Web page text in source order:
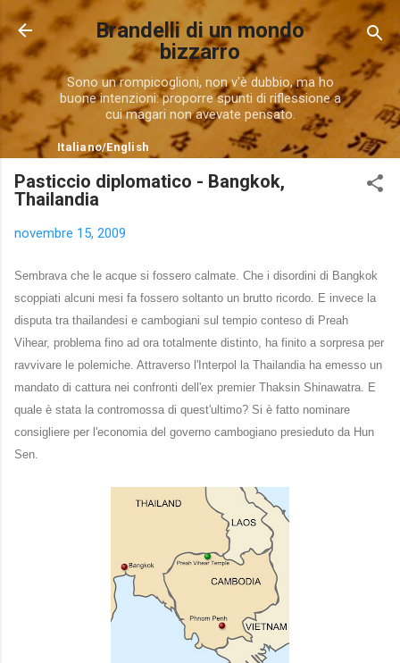
Passa ai contenuti principali
Brandelli di un mondo
bizzarro
Sono un rompicoglioni, non v'è dubbio, ma ho
buone intenzioni: proporre spunti di riflessione a
cui magari non avevate pensato.
Italiano/English
Pasticcio diplomatico - Bangkok,
Thailandia
novembre 15, 2009
Sembrava che le acque si fossero calmate. Che i disordini di Bangkok
scoppiati alcuni mesi fa fossero soltanto un brutto ricordo. E invece la
disputa tra thailandesi e cambogiani sul tempio conteso di Preah
Vihear, problema fino ad ora totalmente distinto, ha finito a sorpresa per
ravvivare le polemiche. Attraverso l'Interpol la Thailandia ha emesso un
mandato di cattura nei confronti dell'ex premier Thaksin Shinawatra. E
quale è stata la contromossa di quest'ultimo? Si è fatto nominare
consigliere per l'economia del governo cambogiano presieduto da Hun
Sen.